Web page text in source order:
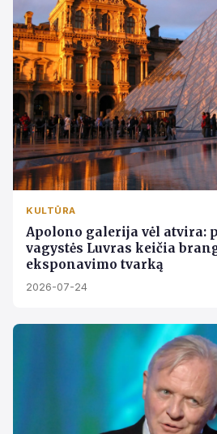
KULTŪRA
Apolono galerija vėl atvira:
vagystės Luvras keičia
eksponavimo tvarką
2026-07-24